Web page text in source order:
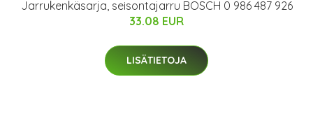
Jarrukenkäsarja, seisontajarru BOSCH 0 986 487 926
33.08 EUR
LISÄTIETOJA